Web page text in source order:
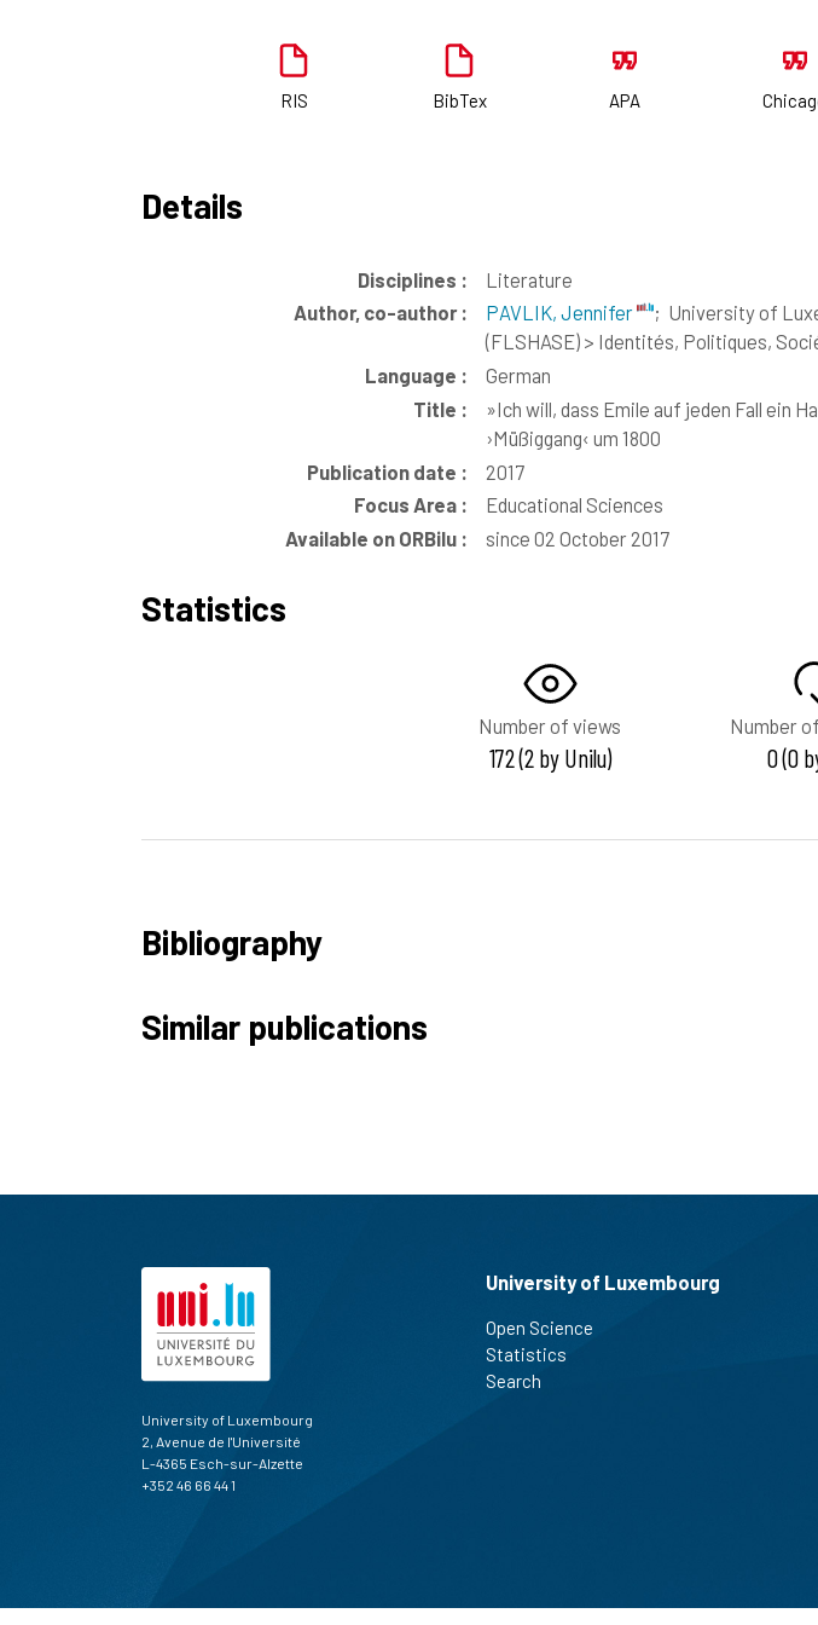
RIS BibTex APA
Details
Disciplines :
Literature
Author, co-author :
PAVLIK, Jennifer ; University of
(FLSHASE) > Identités, Politiques,
Language :
German
Title :
»Ich will, dass Emile auf jeden Fall ein
›Müßiggang‹ um 1800
Publication date :
2017
Focus Area :
Educational Sciences
Available on ORBilu :
since 02 October 2017
Statistics
Number of views
172 (2 by Unilu)
Number
0 (0
Bibliography
Similar publications
University of Luxembourg
2, Avenue de l'Université
L-4365 Esch-sur-Alzette
+352 46 66 44 1
University of Luxembourg
Open Science
Statistics
Search